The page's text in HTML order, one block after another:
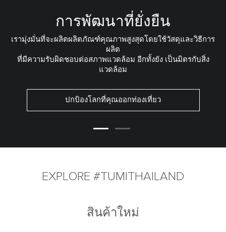
การพัฒนาที่ยั่งยืน
เรามุ่งมั่นที่จะผลิตผลิตภัณฑ์คุณภาพสูงสุดโดยใช้วัสดุและวิธีการ
ผลิต
ที่มีความรับผิดชอบต่อสภาพแวดล้อม อีกทั้งยัง เป็นมิตรกับสิ่ง
แวดล้อม
ปกป้องโลกที่คุณออกท่องเที่ยว
EXPLORE #TUMITHAILAND
สินค้าใหม่